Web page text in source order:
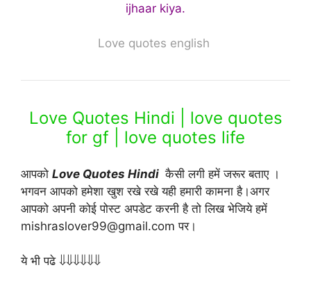
ijhaar kiya.
Love quotes english
Love Quotes Hindi | love quotes
for gf | love quotes life
आपको Love Quotes Hindi कैसी लगी हमें जरूर बताए ।
भगवन आपको हमेशा खुश रखे रखे यही हमारी कामना है।अगर
आपको अपनी कोई पोस्ट अपडेट करनी है तो लिख भेजिये हमें
mishraslover99@gmail.com पर।
ये भी पढे ⇓⇓⇓⇓⇓⇓